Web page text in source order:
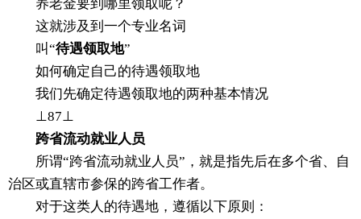
养老金要到哪里领取呢？
这就涉及到一个专业名词
叫“待遇领取地”
如何确定自己的待遇领取地
我们先确定待遇领取地的两种基本情况
⊥87⊥
跨省流动就业人员
所谓“跨省流动就业人员”，就是指先后在多个省、自
治区或直辖市参保的跨省工作者。
对于这类人的待遇地，遵循以下原则：